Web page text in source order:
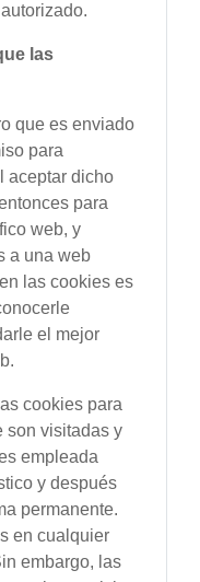
las
que es enviado
para
aceptar dicho
para
web, y
a una web
las cookies es
el mejor
cookies para
son visitadas y
empleada
y después
permanente.
en cualquier
embargo, las